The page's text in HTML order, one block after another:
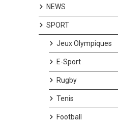
NEWS
SPORT
Jeux Olympiques
E-Sport
Rugby
Tenis
Football